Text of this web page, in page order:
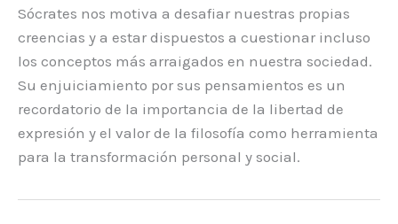
Sócrates nos motiva a desafiar nuestras propias
creencias y a estar dispuestos a cuestionar incluso
los conceptos más arraigados en nuestra sociedad.
Su enjuiciamiento por sus pensamientos es un
recordatorio de la importancia de la libertad de
expresión y el valor de la filosofía como herramienta
para la transformación personal y social.